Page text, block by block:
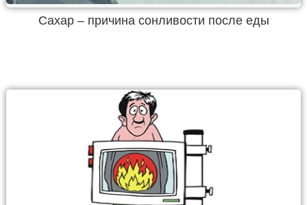
Сахар – причина сонливости после еды